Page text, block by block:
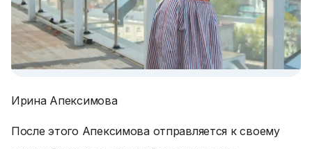
Ирина Апексимова
После этого Апексимова отправляется к своему